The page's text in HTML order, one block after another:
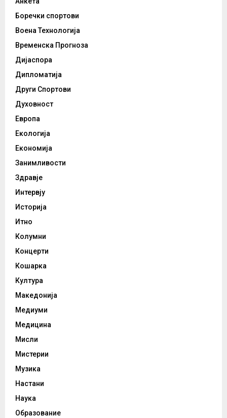
Боречки спортови
Воена Технологија
Временска Прогноза
Дијаспора
Дипломатија
Други Спортови
Духовност
Европа
Екологија
Економија
Занимливости
Здравје
Интервју
Историја
Итно
Колумни
Концерти
Кошарка
Култура
Македонија
Медиуми
Медицина
Мисли
Мистерии
Музика
Настани
Наука
Образование